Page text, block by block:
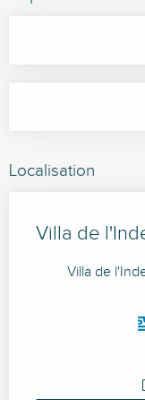
Localisation
Villa de
Villa de